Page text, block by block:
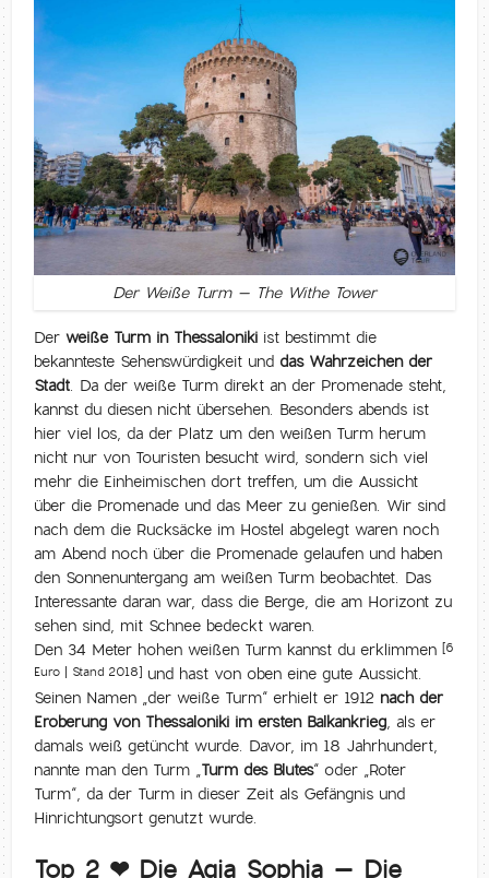
Der Weiße Turm – The Withe Tower
Derweiße Turm in Thessaloniki ist bestimmt die
bekannteste Sehenswürdigkeit unddas Wahrzeichen der
Stadt. Da der weiße Turm direkt an der Promenade steht,
kannst du diesen nicht übersehen. Besonders abends ist
hier viel los, da der Platz um den weißen Turm herum
nicht nur von Touristen besucht wird, sondern sich viel
mehr die Einheimischen dort treffen, um die Aussicht
über die Promenade und das Meer zu genießen. Wir sind
nach dem die Rucksäcke im Hostel abgelegt waren noch
am Abend noch über die Promenade gelaufen und haben
den Sonnenuntergang am weißen Turm beobachtet. Das
Interessante daran war, dass die Berge, die am Horizont zu
sehen sind, mit Schnee bedeckt waren.
Den 34 Meter hohen weißen Turm kannst du erklimmen [6
Euro | Stand 2018]
und hast von oben eine gute Aussicht.
Seinen Namen „der weiße Turm“ erhielt er 1912 nach der
Eroberung von Thessaloniki im ersten Balkankrieg, als er
damals weiß getüncht wurde. Davor, im 18 Jahrhundert,
nannte man den Turm „Turm des Blutes“ oder „Roter
Turm“, da der Turm in dieser Zeit als Gefängnis und
Hinrichtungsort genutzt wurde.
Top 2 ❤ Die Agia Sophia – Die